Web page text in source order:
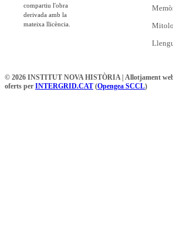
compartiu l'obra
derivada amb la
mateixa llicència.
© 2026 INSTITUT NOVA HISTÒRIA | Allotjament
oferts per INTERGRID.CAT (Opengea SCCL)